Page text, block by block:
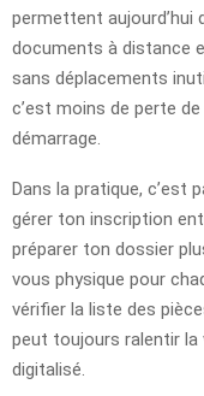
permettent aujourd’hui
documents à distance
sans déplacements
c’est moins de perte
démarrage.
Dans la pratique, c’est
gérer ton inscription
préparer ton dossier
vous physique pour
vérifier la liste des
peut toujours ralentir la
digitalisé.